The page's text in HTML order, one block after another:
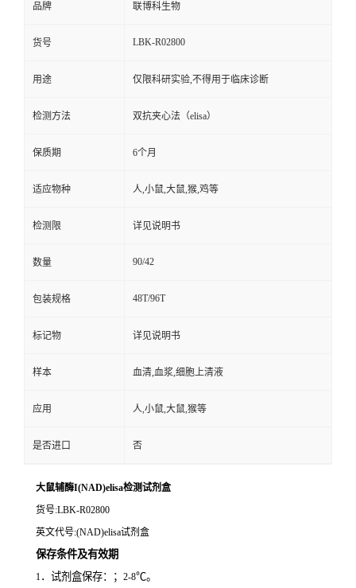
品牌 联博科生物
货号 LBK-R02800
用途 仅限科研实验,不得用于临床诊断
检测方法 双抗夹心法（elisa）
保质期 6个月
适应物种 人,小鼠,大鼠,猴,鸡等
检测限 详见说明书
数量 90/42
包装规格 48T/96T
标记物 详见说明书
样本 血清,血浆,细胞上清液
应用 人,小鼠,大鼠,猴等
是否进口 否
大鼠辅酶I(NAD)elisa检测试剂盒
货号:LBK-R02800
英文代号:(NAD)elisa试剂盒
保存条件及有效期
1．试剂盒保存：； 2-8℃。